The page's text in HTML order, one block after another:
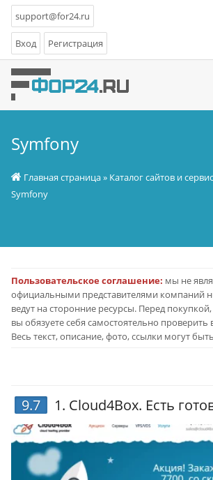
support@for24.ru
Вход Регистрация
Symfony
Главная страница» Каталог сайтов и
Symfony
Пользовательское соглашение: мы не
официальными представителями компаний
ведут на сторонние ресурсы. Перед
вы обязуете себя самостоятельно
Весь текст, описание, фото, ссылки могут
9.7 1. Cloud4Box. Есть